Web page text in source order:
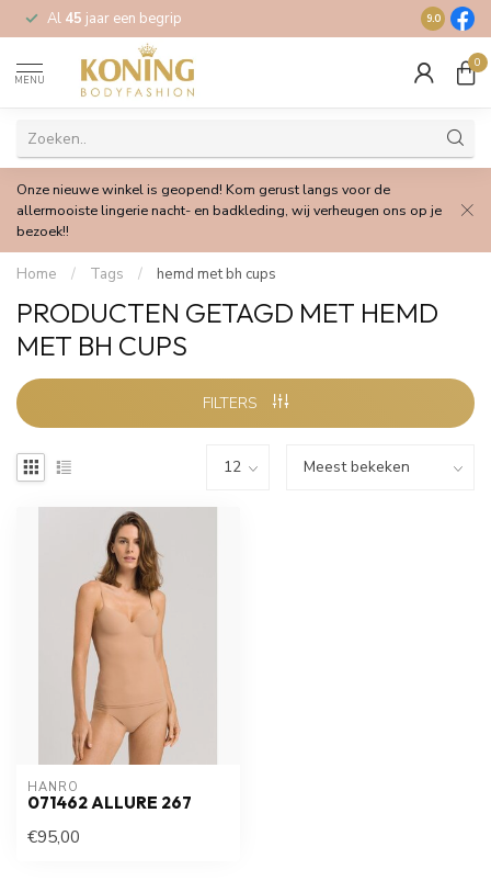
Al 45 jaar een begrip Gratis
9.0
MENU
0
Onze nieuwe winkel is geopend! Kom gerust langs voor de
allermooiste lingerie nacht- en badkleding, wij verheugen ons op je
bezoek!!
Home / Tags / hemd met bh cups
PRODUCTEN GETAGD MET HEMD
MET BH CUPS
FILTERS
HANRO
071462 ALLURE 267
€95,00